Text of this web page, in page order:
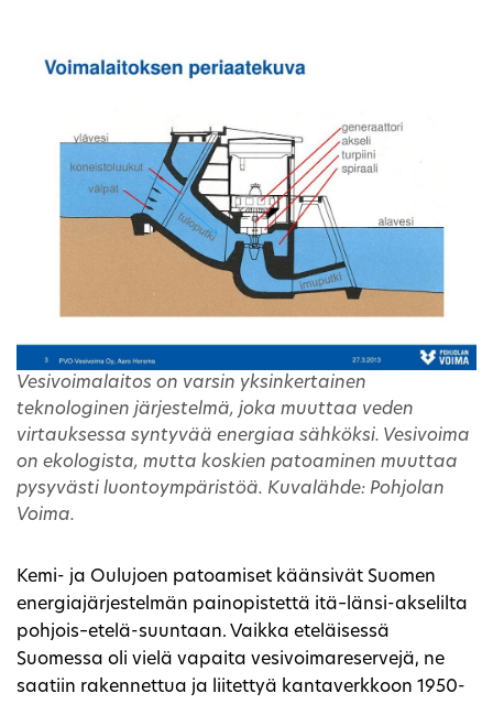
Vesivoimalaitos on varsin yksinkertainen
teknologinen järjestelmä, joka muuttaa veden
virtauksessa syntyvää energiaa sähköksi. Vesivoima
on ekologista, mutta koskien patoaminen muuttaa
pysyvästi luontoympäristöä. Kuvalähde: Pohjolan
Voima.
Kemi- ja Oulujoen patoamiset käänsivät Suomen
energiajärjestelmän painopistettä itä–länsi-akselilta
pohjois–etelä-suuntaan. Vaikka eteläisessä
Suomessa oli vielä vapaita vesivoimareservejä, ne
saatiin rakennettua ja liitettyä kantaverkkoon 1950-